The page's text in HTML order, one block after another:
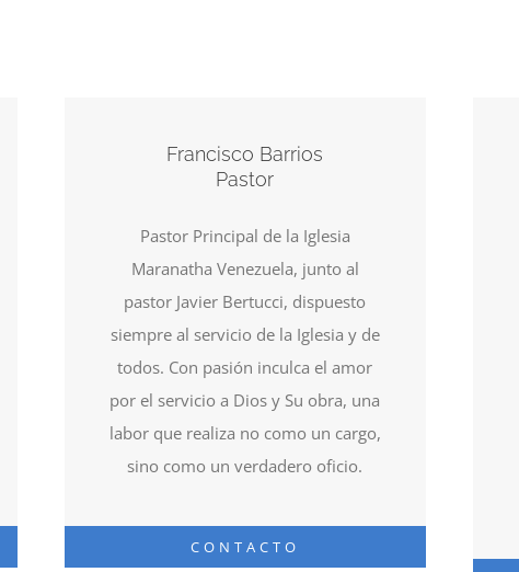
Francisco Barrios
Pastor
Pastor Principal de la Iglesia
Maranatha Venezuela, junto al
pastor Javier Bertucci, dispuesto
siempre al servicio de la Iglesia y de
todos. Con pasión inculca el amor
por el servicio a Dios y Su obra, una
labor que realiza no como un cargo,
sino como un verdadero oficio.
CONTACTO